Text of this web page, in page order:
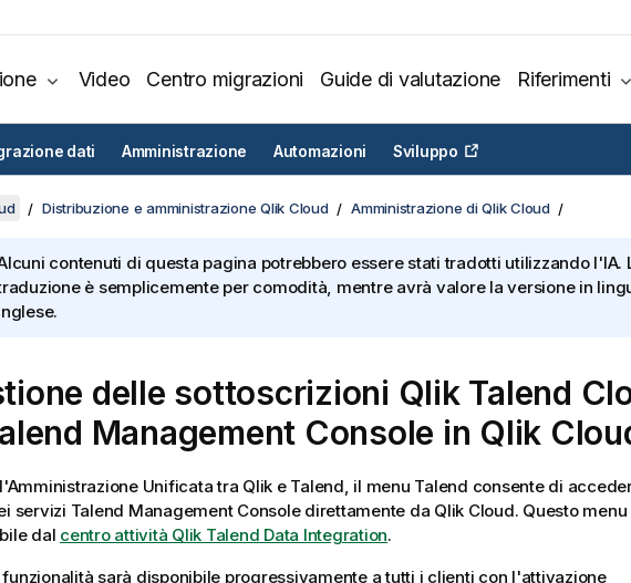
Video Centro migrazioni Guide di valutazione Riferimenti
dati Amministrazione Automazioni Sviluppo
Distribuzione e amministrazione Qlik Cloud Amministrazione di Qlik Cloud
contenuti di questa pagina potrebbero essere stati tradotti utilizzando l'IA.
è semplicemente per comodità, mentre avrà valore la versione in
delle sottoscrizioni Qlik Talend
Management Console in Qlik
Unificata tra Qlik e Talend, il menu Talend consente di
servizi Talend Management Consoledirettamente da Qlik Cloud. Questo menu
dal centro attività Qlik Talend Data Integration.
funzionalità sarà disponibile progressivamente a tutti i clienti con l'attivazione